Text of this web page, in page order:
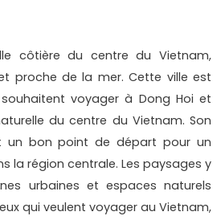
côtière du centre du Vietnam,
proche de la mer. Cette ville est
voyager à Dong Hoi et
du centre du Vietnam. Son
un bon point de départ pour un
la région centrale. Les paysages y
urbaines et espaces naturels
qui veulent voyager au Vietnam,